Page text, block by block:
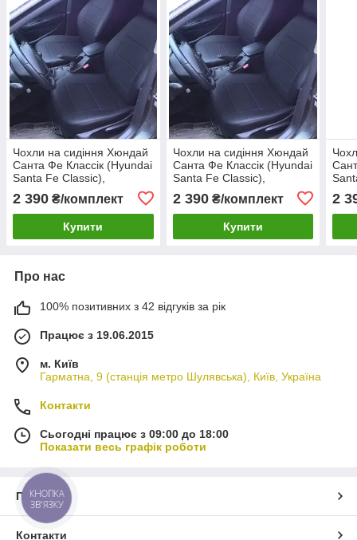
Чохли на сидіння Хюндай
Санта Фе Классік (Hyundai
Santa Fe Classic),
універсальні авточохли з
екошкіри
2 390 ₴/комплект
Купити
Чохли на сидіння Хюндай
Санта Фе Классік (Hyundai
Santa Fe Classic),
універсальні авточохли з
екошкіри
2 390₴/комплект
Купити
2
Про нас
100% позитивних з 42 відгуків за рік
Працює з 19.06.2015
м. Київ
Гарматна, 9 (станція метро Шулявська), Київ, Україна
Контакти
Сьогодні працює з 09:00 до 18:00
Показати весь графік роботи
Про нас
Контакти
КНОПКА
ЗВ'ЯЗКУ